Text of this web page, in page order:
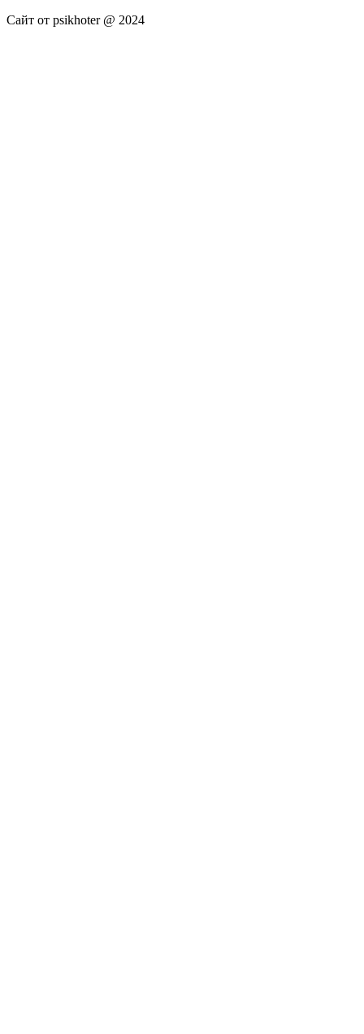
Сайт от psikhoter @ 2024